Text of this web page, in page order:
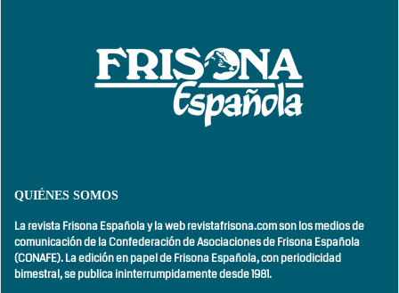
QUIÉNES SOMOS
La revista Frisona Española y la web revistafrisona.com son los medios de
comunicación de la Confederación de Asociaciones de Frisona Española
(CONAFE). La edición en papel de Frisona Española, conperiodicidad
bimestral,se publica ininterrumpidamente desde 1981.